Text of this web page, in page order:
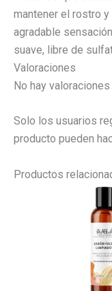
mantener el rostro
agradable
suave, libre de
Valoraciones
No hay valoraciones
Solo los usuarios
producto pueden
Productos